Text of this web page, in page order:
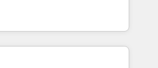
at the center by
capable of integrating
the best
market, ranging from CRM
to digital strategy, from